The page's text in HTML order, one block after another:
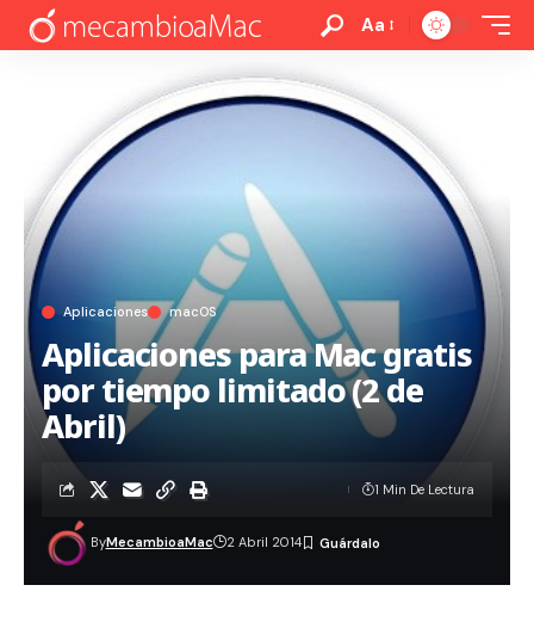
Aa
Aplicaciones macOS
Aplicaciones para Mac gratis
por tiempo limitado (2 de
Abril)
ByMecambioaMac 2 Abril 2014
1 Min De Lectura